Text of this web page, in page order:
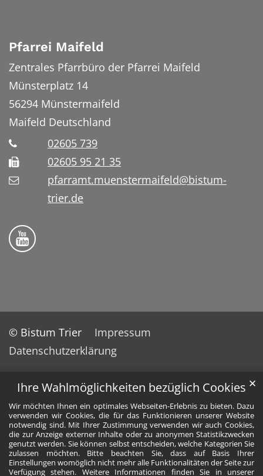
Ihre Wahlmöglichkeiten bezüglich Cookies
Wir möchten Ihnen ein optimales Webseiten-Erlebnis zu bieten. Dazu
verwenden wir Cookies, die für das Funktionieren unserer Website
notwendig sind. Mit Ihrer Zustimmung verwenden wir auch Cookies,
die zur Anzeige externer Inhalte oder zu anonymen Statistikzwecken
genutzt werden. Sie können selbst entscheiden, welche Kategorien Sie
zulassen möchten. Bitte beachten Sie, dass auf Basis Ihrer
Einstellungen womöglich nicht mehr alle Funktionalitäten der Seite zur
Verfügung stehen. Weitere Informationen finden Sie in unserer
✕
Pfarrei Maifeld
Zentrales Pfarrbüro der Pfarrei Maifeld
Münsterplatz 14
56294 Münstermaifeld
Maifeld Deutschland
02605 739
02605 95 21 35
pfarramt.muenstermaifeld@bistum-
trier.de
Folge uns auf YouTube
© Bistum Trier
Impressum
Datenschutzerklärung